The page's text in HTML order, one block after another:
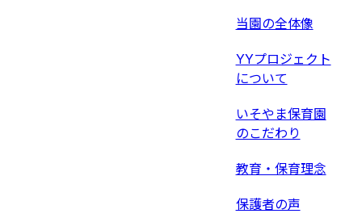
当園の全体像
YYプロジェクト
について
いそやま保育園
のこだわり
教育・保育理念
保護者の声